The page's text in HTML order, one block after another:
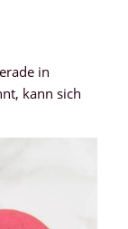
in
kann sich